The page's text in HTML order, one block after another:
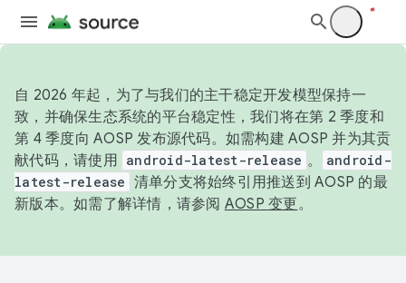
自 2026 年起，为了与我们的主干稳定开发模型保持一
致，并确保生态系统的平台稳定性，我们将在第 2 季度和
第 4 季度向 AOSP 发布源代码。如需构建 AOSP 并为其贡
献代码，请使用 android-latest-release 。
android-
latest-release 清单分支将始终引用推送到 AOSP 的最
新版本。如需了解详情，请参阅 AOSP 变更。